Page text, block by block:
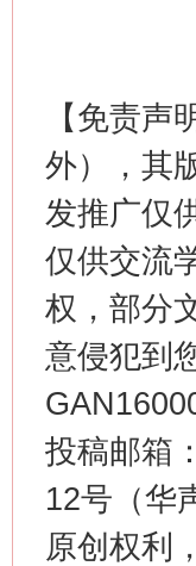
【免责
外），其
发推广仅
仅供交流
权，部分
意侵犯到
投稿邮箱
12号（华
原创权利
习近平的